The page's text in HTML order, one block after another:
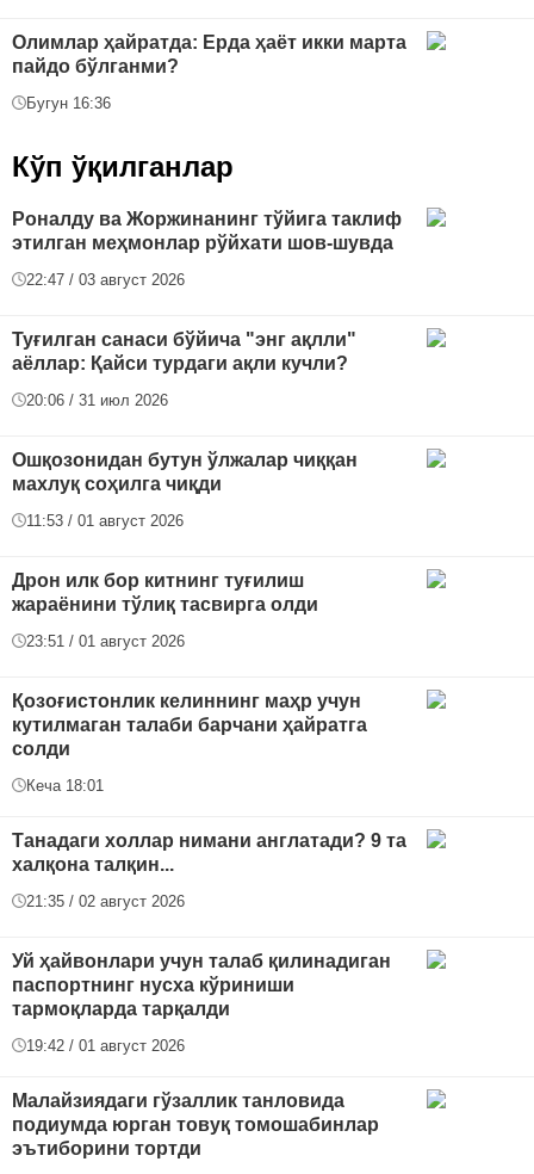
Олимлар ҳайратда: Ерда ҳаёт икки марта
пайдо бўлганми?
Бугун 16:36
Кўп ўқилганлар
Роналду ва Жоржинанинг тўйига таклиф
этилган меҳмонлар рўйхати шов-шувда
22:47 / 03 август 2026
Туғилган санаси бўйича "энг ақлли"
аёллар: Қайси турдаги ақли кучли?
20:06 / 31 июл 2026
Ошқозонидан бутун ўлжалар чиққан
махлуқ соҳилга чиқди
11:53 / 01 август 2026
Дрон илк бор китнинг туғилиш
жараёнини тўлиқ тасвирга олди
23:51 / 01 август 2026
Қозоғистонлик келиннинг маҳр учун
кутилмаган талаби барчани ҳайратга
солди
Кеча 18:01
Танадаги холлар нимани англатади? 9 та
халқона талқин...
21:35 / 02 август 2026
Уй ҳайвонлари учун талаб қилинадиган
паспортнинг нусха кўриниши
тармоқларда тарқалди
19:42 / 01 август 2026
Малайзиядаги гўзаллик танловида
подиумда юрган товуқ томошабинлар
эътиборини тортди